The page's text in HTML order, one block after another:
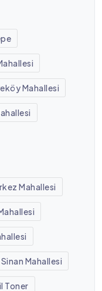
Mahallesi
Mahallesi
Mahallesi
Toner